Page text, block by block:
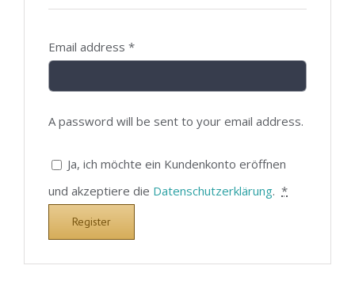
Email address *
A password will be sent to your email address.
Ja, ich möchte ein Kundenkonto eröffnen
und akzeptiere die Datenschutzerklärung. *
Register